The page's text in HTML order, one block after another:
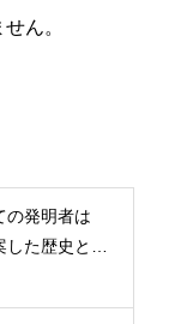
ん。
の発明者は
した歴史と超